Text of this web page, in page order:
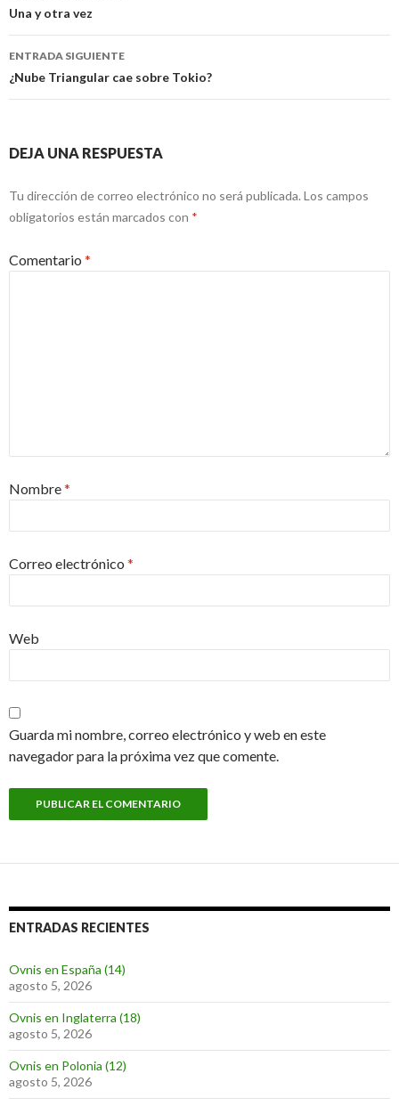
de
entradas
Una y otra vez
ENTRADA SIGUIENTE
¿Nube Triangular cae sobre Tokio?
DEJA UNA RESPUESTA
Tu dirección de correo electrónico no será publicada. Los campos
obligatorios están marcados con *
Comentario *
Nombre*
Correo electrónico *
Web
Guarda mi nombre, correo electrónico y web en este
navegador para la próxima vez que comente.
ENTRADAS RECIENTES
Ovnis en España (14)
agosto 5, 2026
Ovnis en Inglaterra (18)
agosto 5, 2026
Ovnis en Polonia (12)
agosto 5, 2026